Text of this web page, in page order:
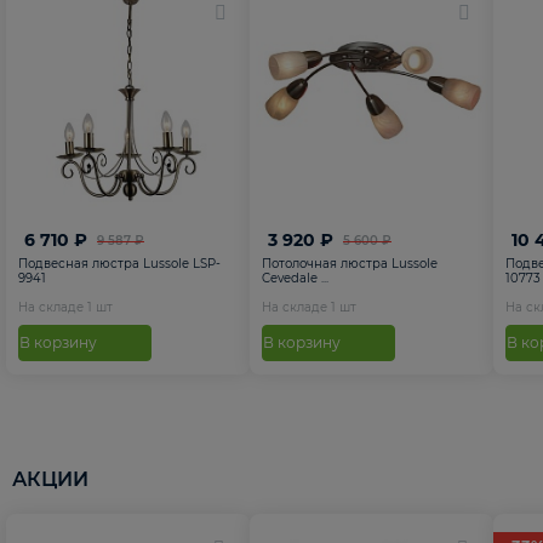
9 587 ₽
6 710 ₽
Подвесная люстра Lussole LSP-
9941
На складе 1 шт
В корзину
5 600 ₽
3 920 ₽
Потолочная люстра Lussole
Cevedale ...
На складе 1 шт
В корзину
10
10773
На
В
АКЦИИ